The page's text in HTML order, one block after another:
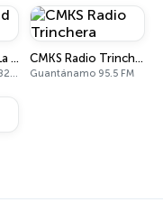
Radio Ciudad de La Habana
Havanna 94.7 FM - 820 AM
CMKS Radio Trinchera
Guantánamo 95.5 FM